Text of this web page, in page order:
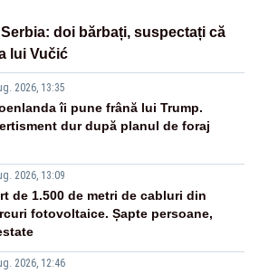
doi bărbați, suspectați că
lui Vučić
2026, 13:35
îi pune frână lui Trump.
dur după planul de foraj
2026, 13:09
de 1.500 de metri de cabluri din
fotovoltaice. Șapte persoane,
2026, 12:46